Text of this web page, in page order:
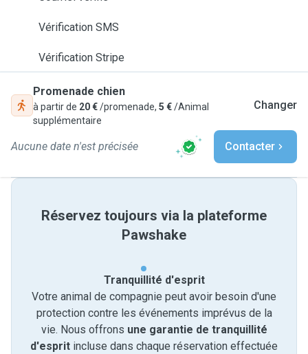
Vérification SMS
Vérification Stripe
Promenade chien
à partir de 20 €/promenade, 5 €/Animal
supplémentaire
Changer
Aucune date n'est précisée Contacter
Réservez toujours via la plateforme
Pawshake
Tranquillité d'esprit
Votre animal de compagnie peut avoir besoin d'une
protection contre les événements imprévus de la
vie. Nous offrons une garantie de tranquillité
d'esprit incluse dans chaque réservation effectuée